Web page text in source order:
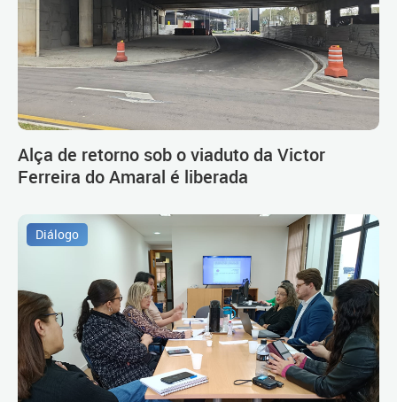
Alça de retorno sob o viaduto da Victor
Ferreira do Amaral é liberada
Diálogo